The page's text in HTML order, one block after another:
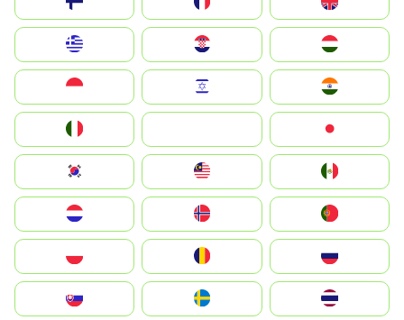
Magyarország
South Korea